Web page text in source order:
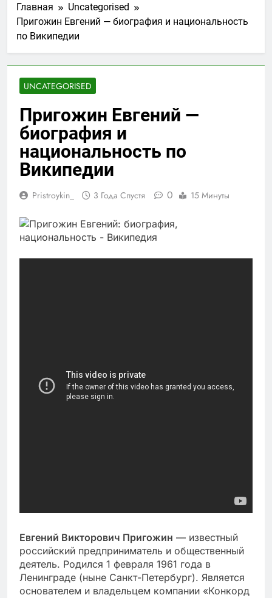
Главная
Uncategorised
Пригожин Евгений — биография и национальность
по Википедии
UNCATEGORISED
Пригожин Евгений —
биография и
национальность по
Википедии
Pristroykin_ 3 Года Спустя 0 15 Минуты
Евгений Викторович Пригожин — известный
российский предприниматель и общественный
деятель. Родился 1 февраля 1961 года в
Ленинграде (ныне Санкт-Петербург). Является
основателем и владельцем компании «Конкорд